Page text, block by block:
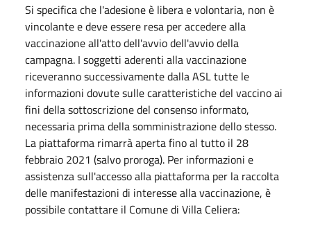
Si specifica che l'adesione è libera e volontaria, non è
vincolante e deve essere resa per accedere alla
vaccinazione all'atto dell'avvio dell'avvio della
campagna. I soggetti aderenti alla vaccinazione
riceveranno successivamente dalla ASL tutte le
informazioni dovute sulle caratteristiche del vaccino ai
fini della sottoscrizione del consenso informato,
necessaria prima della somministrazione dello stesso.
La piattaforma rimarrà aperta fino al tutto il 28
febbraio 2021 (salvo proroga). Per informazioni e
assistenza sull'accesso alla piattaforma per la raccolta
delle manifestazioni di interesse alla vaccinazione, è
possibile contattare il Comune di Villa Celiera: